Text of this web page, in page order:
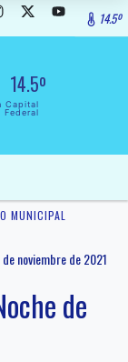
14.5º
14.5º
Capital
Federal
MUNICIPAL
noviembre de 2021
de